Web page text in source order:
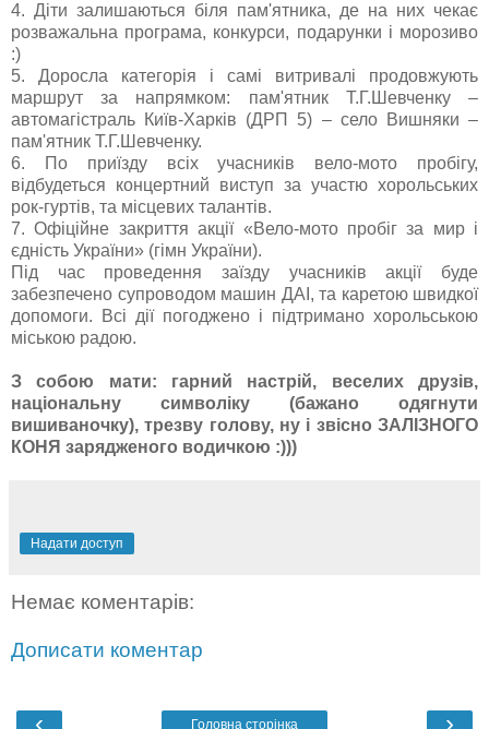
4. Діти залишаються біля пам'ятника, де на них чекає
розважальна програма, конкурси, подарунки і морозиво
:)
5. Доросла категорія і самі витривалі продовжують
маршрут за напрямком: пам'ятник Т.Г.Шевченку –
автомагістраль Київ-Харків (ДРП 5) – село Вишняки –
пам'ятник Т.Г.Шевченку.
6. По приїзду всіх учасників вело-мото пробігу,
відбудеться концертний виступ за участю хорольських
рок-гуртів, та місцевих талантів.
7. Офіційне закриття акції «Вело-мото пробіг за мир і
єдність України» (гімн України).
Під час проведення заїзду учасників акції буде
забезпечено супроводом машин ДАІ, та каретою швидкої
допомоги. Всі дії погоджено і підтримано хорольською
міською радою.
З собою мати: гарний настрій, веселих друзів,
національну символіку (бажано одягнути
вишиваночку), трезву голову, ну і звісно ЗАЛІЗНОГО
КОНЯ зарядженого водичкою :)))
Надати доступ
Немає коментарів:
Дописати коментар
Головна сторінка